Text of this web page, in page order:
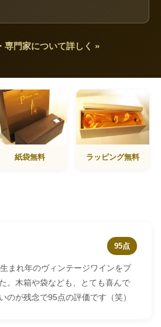
専門家について詳しく »
紙袋無料 ラッピング無料
95点
まれ年のヴィンテージワインをプ
。木箱や袋なども、とても喜んで
のが残念で95点の評価です（笑）